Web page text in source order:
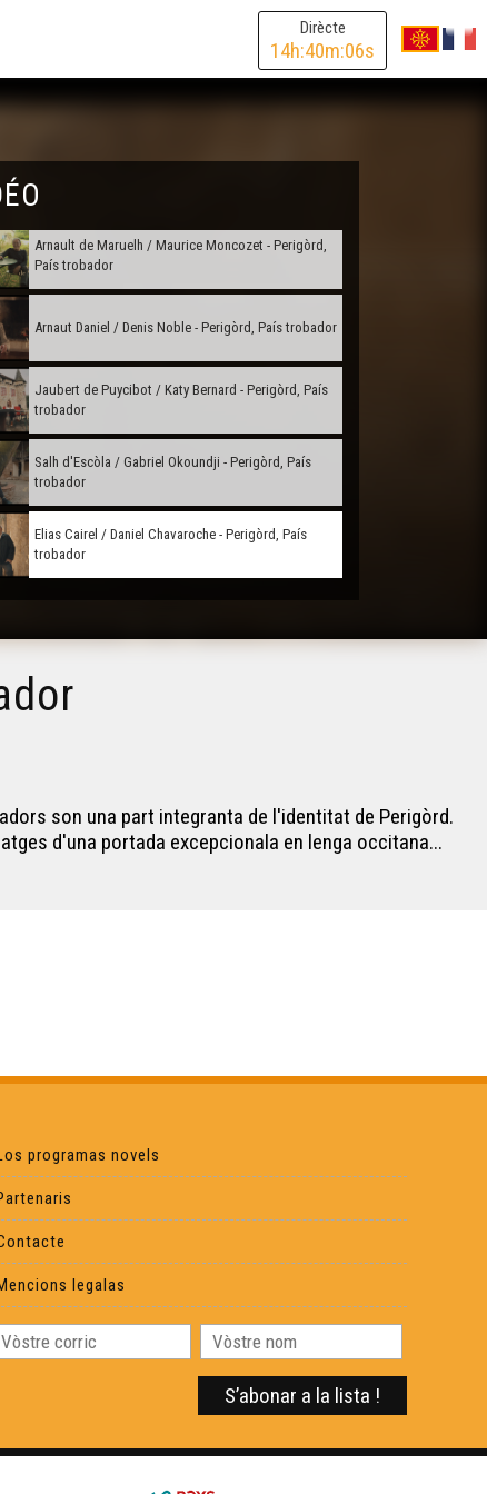
Dirècte
14h:40m:06s
Bertran de Born / Jean-François Gareyte - Perigòrd,
Giraut de Bornelh / Francis Cabrel - Perigòrd, País
País trobador
Arnault de Maruelh / Maurice Moncozet - Perigòrd,
País trobador
Arnaut Daniel / Denis Noble - Perigòrd, País trobador
Jaubert de Puycibot / Katy Bernard - Perigòrd, País
trobador
Salh d'Escòla / Gabriel Okoundji - Perigòrd, País
trobador
Elias Cairel / Daniel Chavaroche - Perigòrd, País
trobador
son una part integranta de l'identitat de Perigòrd.
d'una portada excepcionala en lenga occitana...
programas novels
legalas